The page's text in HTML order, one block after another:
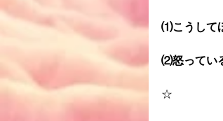
⑴こうして
⑵怒ってい
☆